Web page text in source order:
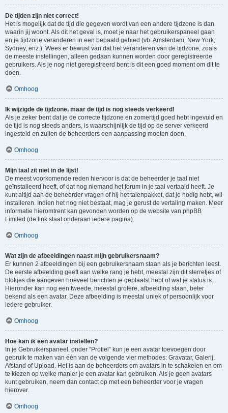
De tijden zijn niet correct!
Het is mogelijk dat de tijd die gegeven wordt van een andere tijdzone is dan
waarin jij woont. Als dit het geval is, moet je naar het gebruikerspaneel gaan
en je tijdzone veranderen in een bepaald gebied (vb: Amsterdam, New York,
Sydney, enz.). Wees er bewust van dat het veranderen van de tijdzone, zoals
de meeste instellingen, alleen gedaan kunnen worden door geregistreerde
gebruikers. Als je nog niet geregistreerd bent is dit een goed moment om dit te
doen.
Omhoog
Ik wijzigde de tijdzone, maar de tijd is nog steeds verkeerd!
Als je zeker bent dat je de correcte tijdzone en zomertijd goed hebt ingevuld en
de tijd is nog steeds anders, is waarschijnlijk de tijd op de server verkeerd
ingesteld en zullen de beheerders een aanpassing moeten doen.
Omhoog
Mijn taal zit niet in de lijst!
De meest voorkomende reden hiervoor is dat de beheerder je taal niet
geïnstalleerd heeft, of dat nog niemand het forum in je taal vertaald heeft. Je
kunt altijd aan de beheerder vragen of hij het talenpakket, dat je nodig hebt, wil
installeren. Indien het nog niet bestaat, mag je gerust de vertaling maken. Meer
informatie hieromtrent kan gevonden worden op de website van phpBB
Limited (de link staat onderaan iedere pagina).
Omhoog
Wat zijn de afbeeldingen naast mijn gebruikersnaam?
Er kunnen 2 afbeeldingen bij een gebruikersnaam staan als je berichten leest.
De eerste afbeelding geeft aan welke rang je hebt, meestal zijn dit sterretjes of
blokjes die aangeven hoeveel berichten je geplaatst hebt of wat je status is.
Hieronder kan nog een tweede, meestal grotere, afbeelding staan, beter
bekend als een avatar. Deze afbeelding is meestal uniek of persoonlijk voor
iedere gebruiker.
Omhoog
Hoe kan ik een avatar instellen?
In je Gebruikerspaneel, onder “Profiel” kun je een avatar toevoegen door
gebruik te maken van één van de volgende vier methodes: Gravatar, Galerij,
Afstand of Upload. Het is aan de beheerders om avatars in te schakelen en om
te kiezen op welke manier je een avatar kan gebruiken. Als je geen avatars
kunt gebruiken, neem dan contact op met een beheerder voor je vragen
hierover.
Omhoog